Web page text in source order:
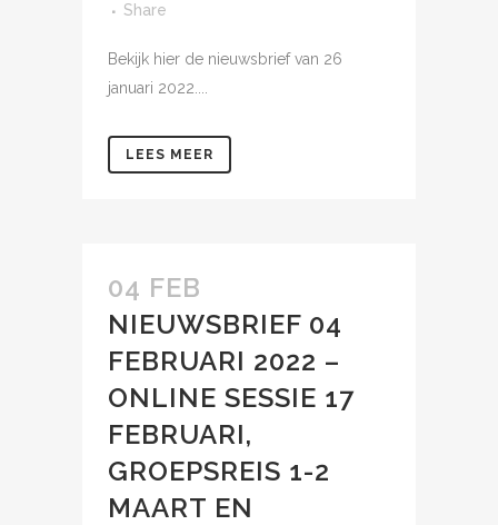
Share
Bekijk hier de nieuwsbrief van 26
januari 2022....
LEES MEER
04 FEB
NIEUWSBRIEF 04
FEBRUARI 2022 –
ONLINE SESSIE 17
FEBRUARI,
GROEPSREIS 1-2
MAART EN